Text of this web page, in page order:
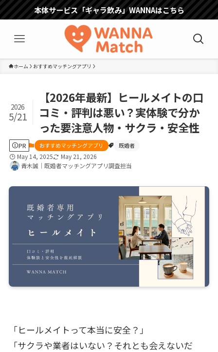
本体サービス「ギャラ飲み」WANNAはこちら
ホーム おすすめマッチングアプリ
【2026年最新】ヒールメイトの口
コミ・評判は悪い？実体験で分か
った要注意人物・サクラ・安全性
2026
5/21
PR おすすめマッチングアプリ 既婚者
May 14, 2025
May 21, 2026
青木誠｜既婚者マッチングアプリ調査担当
「ヒールメイトって本当に安全？」
「サクラや業者はいない？それとも会えないだ